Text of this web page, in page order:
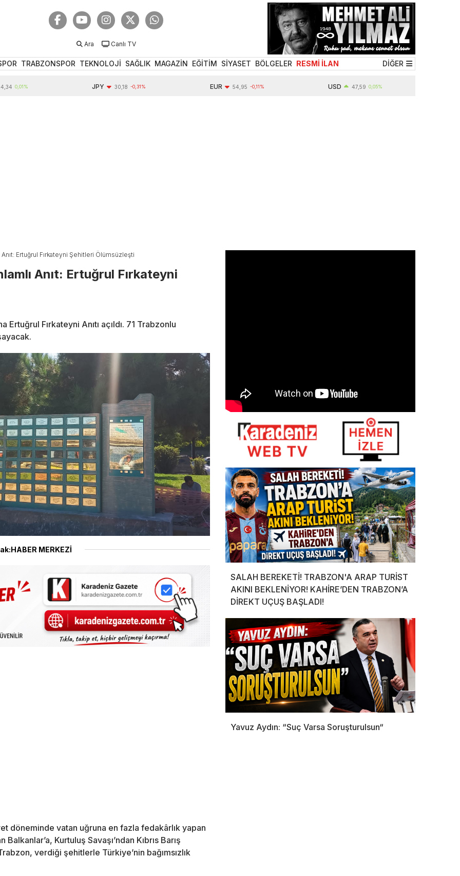
Ara Canlı TV
TRABZONSPOR TEKNOLOJİ SAĞLIK MAGAZİN EĞİTİM SİYASET BÖLGELER RESMİ İLAN DİĞER
30,18 -0,31% 54,95 -0,11% 47,59 0,05%
Ertuğrul Fırkateyni Şehitleri Ölümsüzleşti
Anıt: Ertuğrul Fırkateyni
Ertuğrul Fırkateyni Anıtı açıldı. 71 Trabzonlu
MERKEZİ
döneminde vatan uğruna en fazla fedakârlık yapan
Kurtuluş Savaşı’ndan Kıbrıs Barış
verdiği şehitlerle Türkiye’nin bağımsızlık
SALAH BEREKETİ! TRABZON'A ARAP TURİST
AKINI BEKLENİYOR! KAHİRE’DEN TRABZON’A
DİREKT UÇUŞ BAŞLADI!
Yavuz Aydın: “Suç Varsa Soruşturulsun“